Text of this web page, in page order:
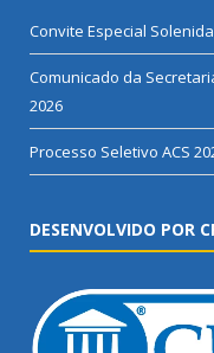
Convite Especial
Comunicado da
2026
Processo Seletivo ACS
DESENVOLVIDO POR